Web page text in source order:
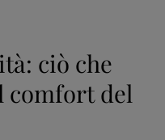
ciò che
comfort del